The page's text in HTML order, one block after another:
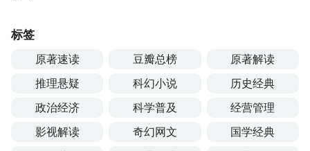
标签
原著速读 豆瓣总榜
原著解读
推理悬疑
科幻小说
历史经典
政治经济
科学普及
经营管理
影视解读
奇幻网文
国学经典